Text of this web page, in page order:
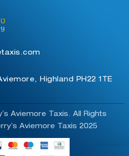
Highland PH22 1TE
Aviemore Taxis. All Rights
Aviemore Taxis 2025